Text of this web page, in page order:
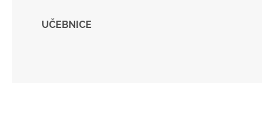
UČEBNICE